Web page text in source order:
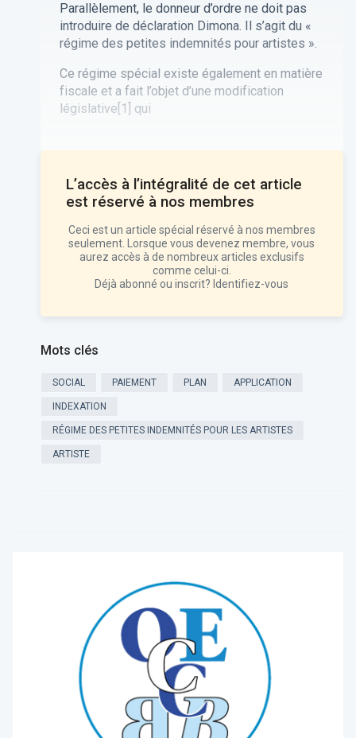
Parallèlement, le donneur d’ordre ne doit pas
introduire de déclaration Dimona. Il s’agit du «
régime des petites indemnités pour artistes ».
Ce régime spécial existe également en matière
fiscale et a fait l’objet d’une modification
législative[ 1] qui
L’accès à l’intégralité de cet article
est réservé à nos membres
Ceci est un article spécial réservé à nos membres
seulement. Lorsque vous devenez membre, vous
aurez accès à de nombreux articles exclusifs
comme celui-ci.
Déjà abonné ou inscrit? Identifiez-vous
Mots clés
SOCIAL PAIEMENT PLAN APPLICATION
INDEXATION
RÉGIME DES PETITES INDEMNITÉS POUR LES ARTISTES
ARTISTE